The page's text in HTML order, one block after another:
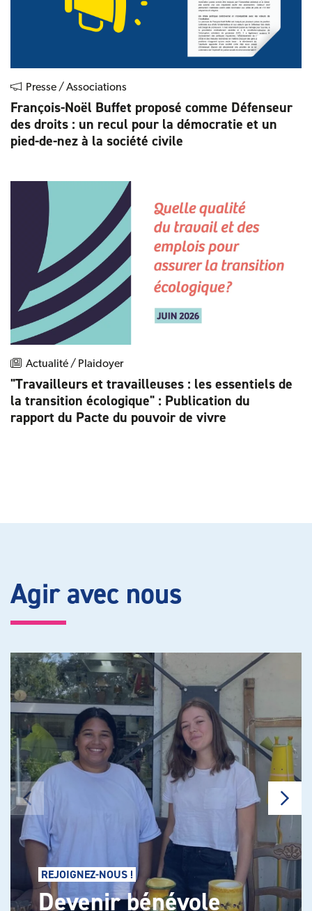
Presse / Associations
François-Noël Buffet proposé comme Défenseur
des droits : un recul pour la démocratie et un
pied-de-nez à la société civile
Actualité / Plaidoyer
"Travailleurs et travailleuses : les essentiels de
la transition écologique" : Publication du
rapport du Pacte du pouvoir de vivre
Agir avec nous
REJOIGNEZ-NOUS !
Devenir bénévole